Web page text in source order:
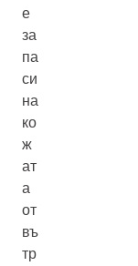
е
за
па
си
на
ко
ж
ат
а
от
въ
тр